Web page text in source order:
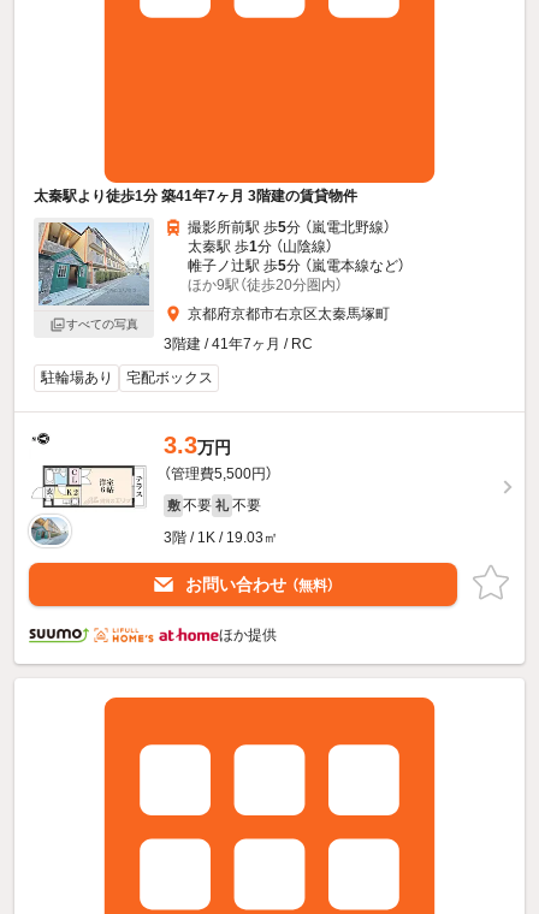
太秦駅より徒歩1分 築41年7ヶ月 3階建の賃貸物件
すべての写真
撮影所前駅 歩5分 （嵐電北野線）
太秦駅 歩1分 （山陰線）
帷子ノ辻駅 歩5分 （嵐電本線など）
ほか9駅（徒歩20分圏内）
京都府京都市右京区太秦馬塚町
3階建 / 41年7ヶ月 / RC
駐輪場あり
宅配ボックス
3.3万円
（管理費5,500円）
敷 不要 礼 不要
3階 / 1K / 19.03㎡
お問い合わせ （無料）
ほか提供